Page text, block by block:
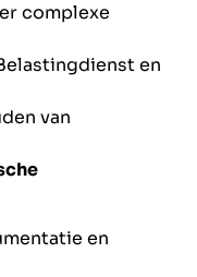
complexe
en
van
en